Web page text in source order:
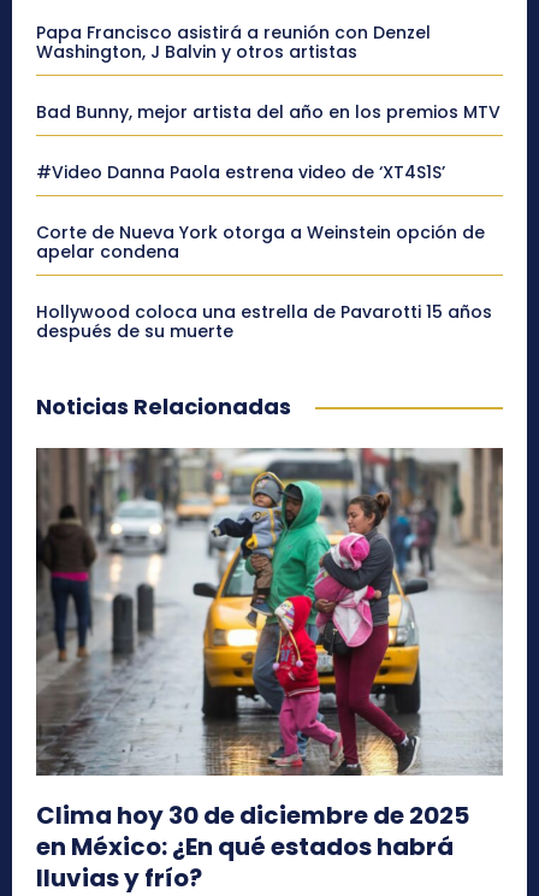
Papa Francisco asistirá a reunión con Denzel
Washington, J Balvin y otros artistas
Bad Bunny, mejor artista del año en los premios MTV
#Video Danna Paola estrena video de ‘XT4S1S’
Corte de Nueva York otorga a Weinstein opción de
apelar condena
Hollywood coloca una estrella de Pavarotti 15 años
después de su muerte
Noticias Relacionadas
Clima hoy 30 de diciembre de 2025
en México: ¿En qué estados habrá
lluvias y frío?